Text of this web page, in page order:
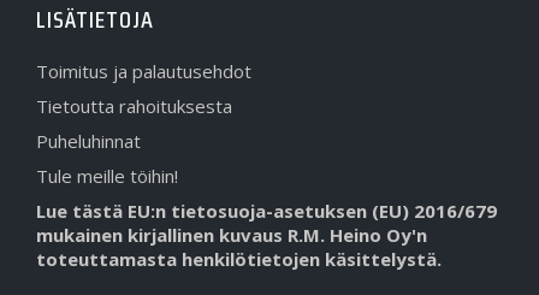
LISÄTIETOJA
Toimitus ja palautusehdot
Tietoutta rahoituksesta
Puheluhinnat
Tule meille töihin!
Lue tästä EU:n tietosuoja-asetuksen (EU) 2016/679
mukainen kirjallinen kuvaus R.M. Heino Oy'n
toteuttamasta henkilötietojen käsittelystä.